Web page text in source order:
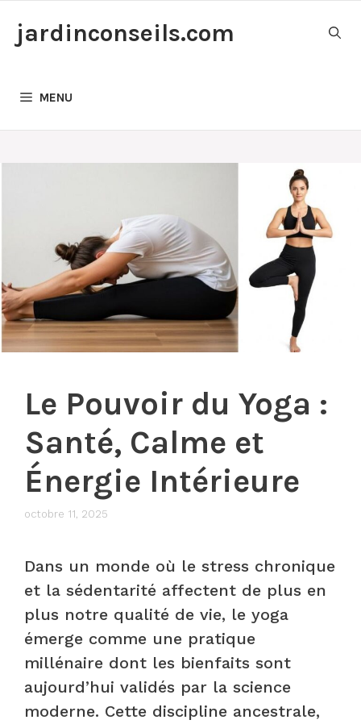
jardinconseils.com
MENU
Le Pouvoir du Yoga :
Santé, Calme et
Énergie Intérieure
octobre 11, 2025
Dans un monde où le stress chronique
et la sédentarité affectent de plus en
plus notre qualité de vie, le yoga
émerge comme une pratique
millénaire dont les bienfaits sont
aujourd’hui validés par la science
moderne. Cette discipline ancestrale,